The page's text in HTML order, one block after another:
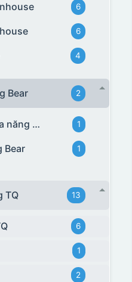
6
6
4
Bear 2
Bếp lẩu nướng đa năng Bear 1
Bear 1
TQ 13
6
1
2